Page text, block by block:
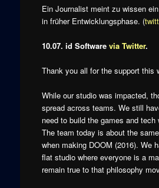
Ein Journalist meint zu wissen
in früher Entwicklungsphase. (
10.07. id Software via Twitter.
Thank you all for the support this
While our studio was impacted,
spread across teams. We still
need to build the games and tech
The team today is about the
when making DOOM (2016). We
flat studio where everyone is a
remain true to that philosophy